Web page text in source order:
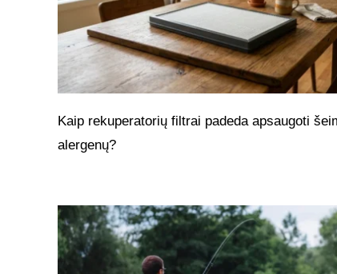
Kaip rekuperatorių filtrai padeda apsaugoti
alergenų?